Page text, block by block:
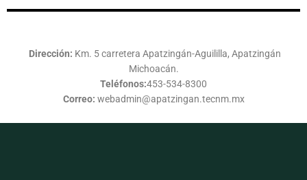
Dirección: Km. 5 carretera Apatzingán-Aguililla, Apatzingán
Michoacán.
Teléfonos:453-534-8300
Correo: webadmin@apatzingan.tecnm.mx